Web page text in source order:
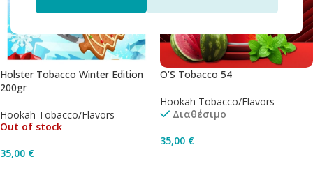
Holster Tobacco Winter Edition
200gr
Hookah Tobacco/Flavors
Out of stock
35,00 €
O’S Tobacco 54
Hookah Tobacco/Flavors
Διαθέσιμο
35,00 €